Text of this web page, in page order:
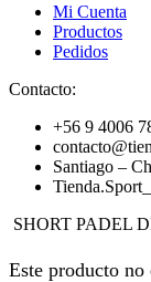
Mi Cuenta
Productos
Pedidos
Contacto:
+56 9 4006
Santiago –
SHORT PADEL
Este producto no